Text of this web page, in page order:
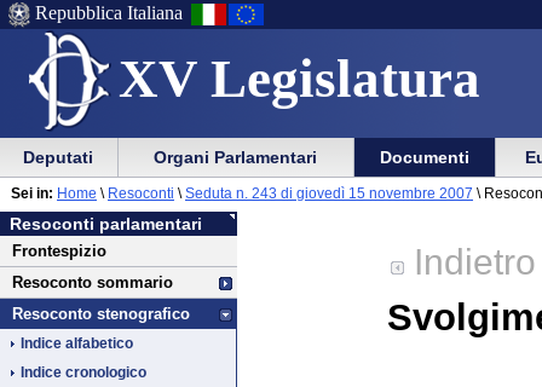
XV Legislatura
Menu
di
ausilio
alla
navigazione
Vai
Menu
di
navigazione
principale
Repubblica Italiana
Menu
di
navigazione
principale
Vai
menu
di
sezione
Deputati Organi Parlamentari Documenti
Vai
al
contenuto
Resoconti parlamentari
Frontespizio
Resoconto sommario
Resoconto stenografico
Indice alfabetico
Indice cronologico
Sei in: Home \ Resoconti \ Seduta n. 243 di giovedì 15 novembre 2007 \
Indietro